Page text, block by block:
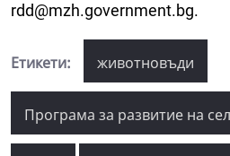
rdd@mzh.government.bg.
Етикети: животновъди
Програма за развитие на